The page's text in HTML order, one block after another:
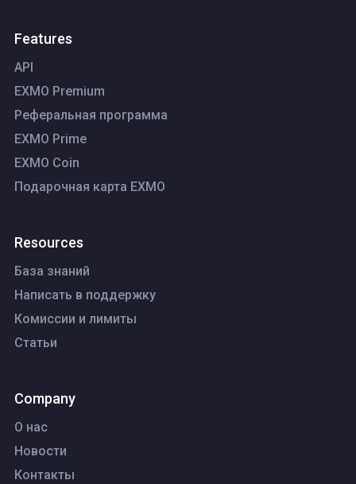
Features
API
EXMO Premium
Реферальная программа
EXMO Prime
EXMO Coin
Подарочная карта EXMO
Resources
База знаний
Написать в поддержку
Комиссии и лимиты
Статьи
Company
О нас
Новости
Контакты